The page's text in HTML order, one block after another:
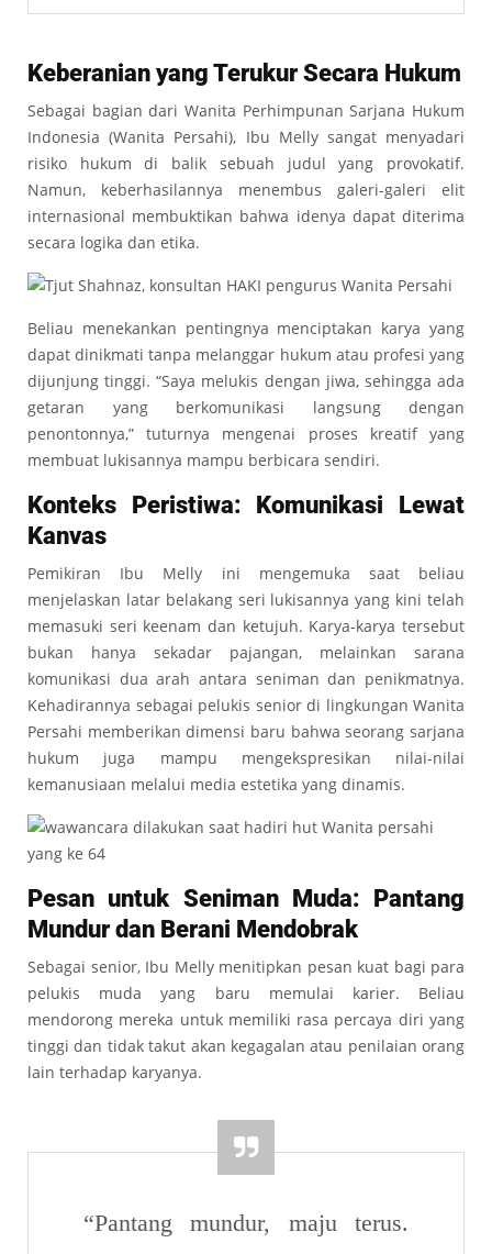
Keberanian yang Terukur Secara Hukum
Sebagai bagian dari Wanita Perhimpunan Sarjana Hukum
Indonesia (Wanita Persahi), Ibu Melly sangat menyadari
risiko hukum di balik sebuah judul yang provokatif.
Namun, keberhasilannya menembus galeri-galeri elit
internasional membuktikan bahwa idenya dapat diterima
secara logika dan etika.
Beliau menekankan pentingnya menciptakan karya yang
dapat dinikmati tanpa melanggar hukum atau profesi yang
dijunjung tinggi. “Saya melukis dengan jiwa, sehingga ada
getaran yang berkomunikasi langsung dengan
penontonnya,” tuturnya mengenai proses kreatif yang
membuat lukisannya mampu berbicara sendiri.
Konteks Peristiwa: Komunikasi Lewat
Kanvas
Pemikiran Ibu Melly ini mengemuka saat beliau
menjelaskan latar belakang seri lukisannya yang kini telah
memasuki seri keenam dan ketujuh. Karya-karya tersebut
bukan hanya sekadar pajangan, melainkan sarana
komunikasi dua arah antara seniman dan penikmatnya.
Kehadirannya sebagai pelukis senior di lingkungan Wanita
Persahi memberikan dimensi baru bahwa seorang sarjana
hukum juga mampu mengekspresikan nilai-nilai
kemanusiaan melalui media estetika yang dinamis.
Pesan untuk Seniman Muda: Pantang
Mundur dan Berani Mendobrak
Sebagai senior, Ibu Melly menitipkan pesan kuat bagi para
pelukis muda yang baru memulai karier. Beliau
mendorong mereka untuk memiliki rasa percaya diri yang
tinggi dan tidak takut akan kegagalan atau penilaian orang
lain terhadap karyanya.
“Pantang mundur, maju terus.